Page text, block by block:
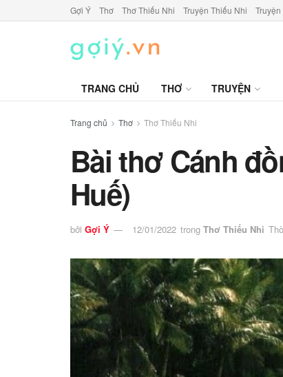
Gợi Ý Thơ Thơ Thiếu Nhi Truyện Thiếu Nhi
TRANG CHỦ THƠ TRUYỆN
Trang chủ Thơ Thơ Thiếu Nhi
Bài thơ Cánh
Huế)
bởi Gợi Ý 12/01/2022 trong Thơ Thiếu Nhi